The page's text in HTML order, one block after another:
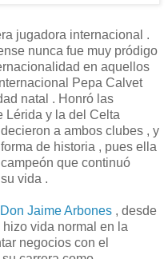
jugadora internacional .
nunca fue muy pródigo
en aquellos
Pepa Calvet
natal . Honró las
Lérida y la del Celta
a ambos clubes , y
de historia , pues ella
que continuó
vida .
Don Jaime Arbones , desde
vida normal en la
negocios con el